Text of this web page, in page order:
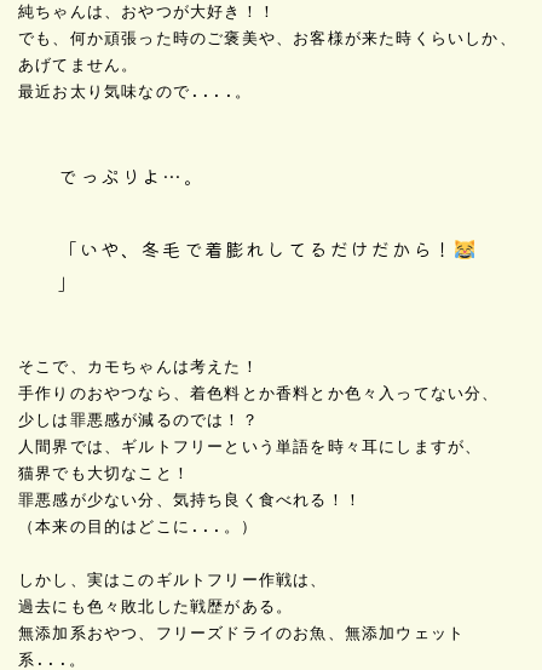
純ちゃんは、おやつが大好き！！
でも、何か頑張った時のご褒美や、お客様が来た時くらいしか、
あげてません。
最近お太り気味なので....。
でっぷりよ…。
「いや、冬毛で着膨れしてるだけだから！
」
そこで、カモちゃんは考えた！
手作りのおやつなら、着色料とか香料とか色々入ってない分、
少しは罪悪感が減るのでは！？
人間界では、 ギルトフリー という単語を時々耳にしますが、
罪悪感が少ない分、気持ち良く食べれる！！
（本来の目的はどこに...。）
しかし、実はこのギルトフリー作戦は、
過去にも色々敗北した戦歴がある。
無添加系おやつ、フリーズドライのお魚、無添加ウェット
系...。